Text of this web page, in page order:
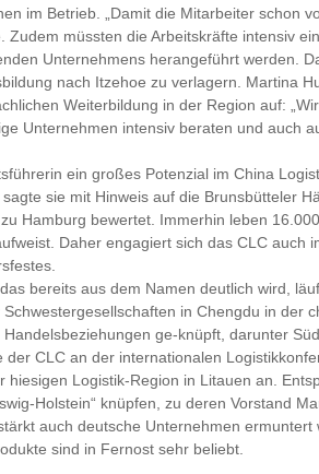
im Betrieb. „Damit die Mitarbeiter schon
Zudem müssten die Arbeitskräfte intensiv
Unternehmens herangeführt werden.
nach Itzehoe zu verlagern. Martina
Weiterbildung in der Region auf:
Unternehmen intensiv beraten und auch
ein großes Potenzial im China
sie mit Hinweis auf die Brunsbütteler
Hamburg bewertet. Immerhin leben
Daher engagiert sich das CLC auch
bereits aus dem Namen deutlich wird,
in Chengdu in der
ge-knüpft, darunter
CLC an der internationalen
hiesigen Logistik-Region in Litauen an.
Holstein“ knüpfen, zu deren Vorstand
auch deutsche Unternehmen ermuntert
sind in Fernost sehr beliebt.